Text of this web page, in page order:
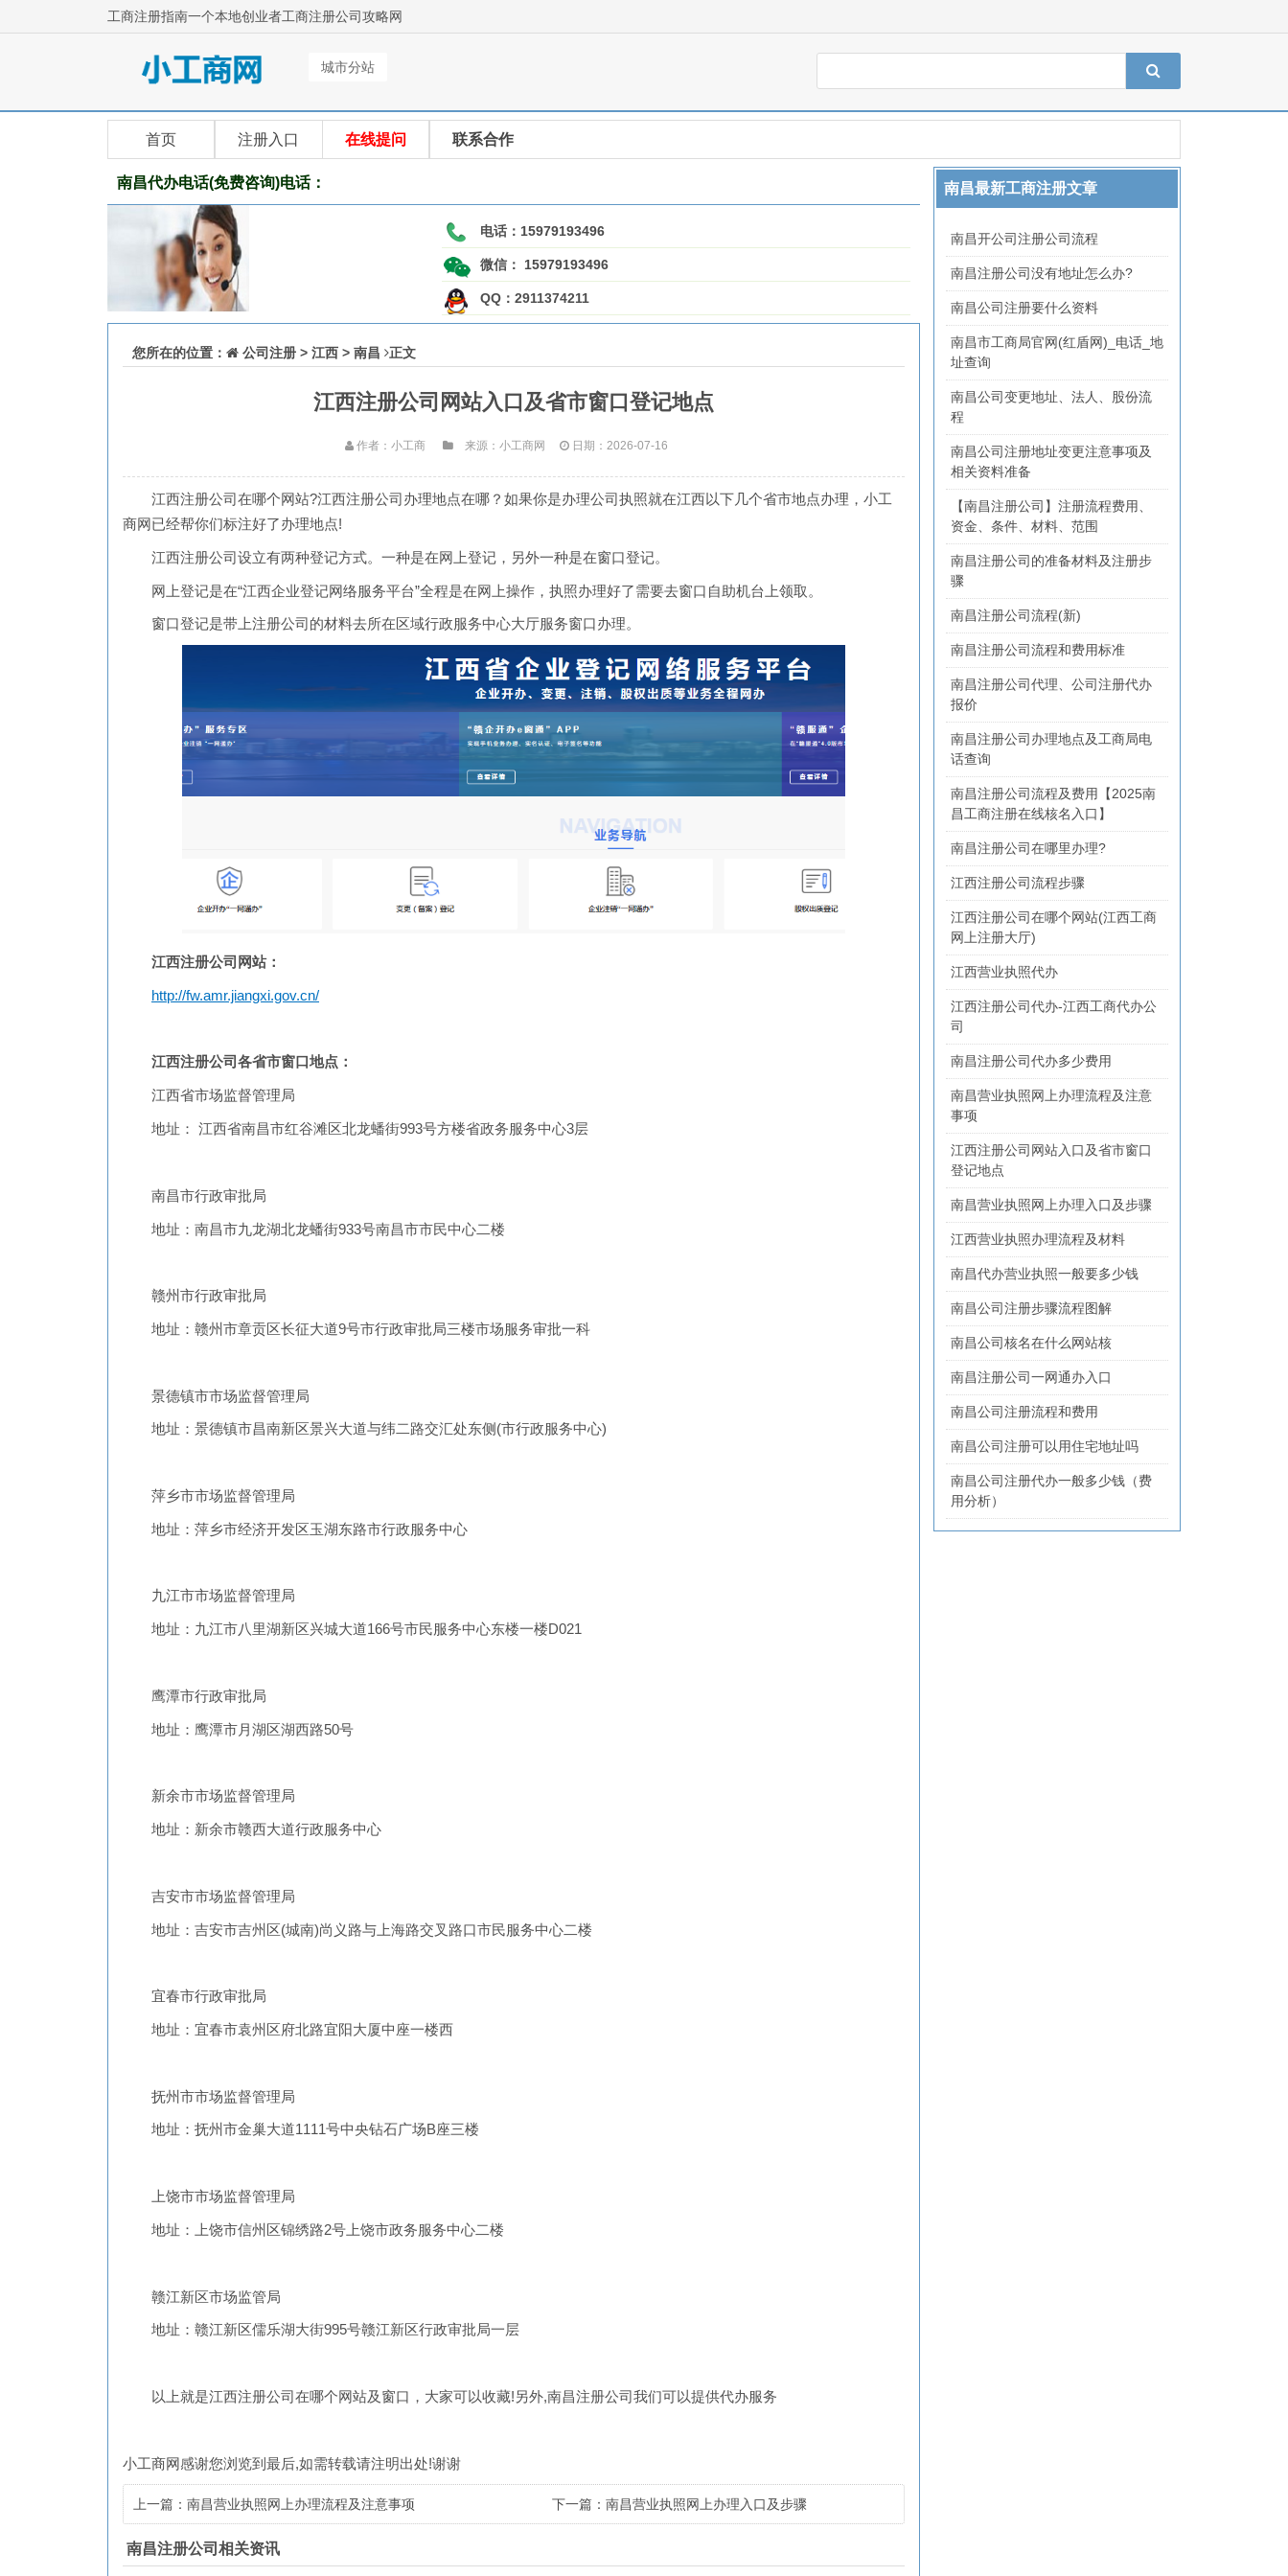
工商注册指南一个本地创业者工商注册公司攻略网
城市分站
首页 注册入口 在线提问 联系合作
南昌代办电话(免费咨询)电话：
电话： 15979193496
微信： 15979193496
QQ：2911374211
您所在的位置： 公司注册 > 江西 > 南昌 正文
江西注册公司网站入口及省市窗口登记地点
作者：小工商 来源：小工商网 日期：2026-07-16
江西注册公司在哪个网站?江西注册公司办理地点在哪？如果你是办理公司执照就在江西以下几个省市地点办理，小工
商网已经帮你们标注好了办理地点!
江西注册公司设立有两种登记方式。一种是在网上登记，另外一种是在窗口登记。
网上登记是在“江西企业登记网络服务平台”全程是在网上操作，执照办理好了需要去窗口自助机台上领取。
窗口登记是带上注册公司的材料去所在区域行政服务中心大厅服务窗口办理。
江西注册公司网站：
http://fw.amr.jiangxi.gov.cn/
江西注册公司各省市窗口地点：
江西省市场监督管理局
地址： 江西省南昌市红谷滩区北龙蟠街993号方楼省政务服务中心3层
南昌市行政审批局
地址：南昌市九龙湖北龙蟠街933号南昌市市民中心二楼
赣州市行政审批局
地址：赣州市章贡区长征大道9号市行政审批局三楼市场服务审批一科
景德镇市市场监督管理局
地址：景德镇市昌南新区景兴大道与纬二路交汇处东侧(市行政服务中心)
萍乡市市场监督管理局
地址：萍乡市经济开发区玉湖东路市行政服务中心
九江市市场监督管理局
地址：九江市八里湖新区兴城大道166号市民服务中心东楼一楼D021
鹰潭市行政审批局
地址：鹰潭市月湖区湖西路50号
新余市市场监督管理局
地址：新余市赣西大道行政服务中心
吉安市市场监督管理局
地址：吉安市吉州区(城南)尚义路与上海路交叉路口市民服务中心二楼
宜春市行政审批局
地址：宜春市袁州区府北路宜阳大厦中座一楼西
抚州市市场监督管理局
地址：抚州市金巢大道1111号中央钻石广场B座三楼
上饶市市场监督管理局
地址：上饶市信州区锦绣路2号上饶市政务服务中心二楼
赣江新区市场监管局
地址：赣江新区儒乐湖大街995号赣江新区行政审批局一层
以上就是江西注册公司在哪个网站及窗口，大家可以收藏!另外,南昌注册公司我们可以提供代办服务
小工商网感谢您浏览到最后,如需转载请注明出处!谢谢
上一篇：南昌营业执照网上办理流程及注意事项 下一篇：南昌营业执照网上办理入口及步骤
南昌注册公司相关资讯
南昌最新工商注册文章
南昌开公司注册公司流程
南昌注册公司没有地址怎么办?
南昌公司注册要什么资料
南昌市工商局官网(红盾网)_电话_地
址查询
南昌公司变更地址、法人、股份流
程
南昌公司注册地址变更注意事项及
相关资料准备
【南昌注册公司】注册流程费用、
资金、条件、材料、范围
南昌注册公司的准备材料及注册步
骤
南昌注册公司流程(新)
南昌注册公司流程和费用标准
南昌注册公司代理、公司注册代办
报价
南昌注册公司办理地点及工商局电
话查询
南昌注册公司流程及费用【2025南
昌工商注册在线核名入口】
南昌注册公司在哪里办理?
江西注册公司流程步骤
江西注册公司在哪个网站(江西工商
网上注册大厅)
江西营业执照代办
江西注册公司代办-江西工商代办公
司
南昌注册公司代办多少费用
南昌营业执照网上办理流程及注意
事项
江西注册公司网站入口及省市窗口
登记地点
南昌营业执照网上办理入口及步骤
江西营业执照办理流程及材料
南昌代办营业执照一般要多少钱
南昌公司注册步骤流程图解
南昌公司核名在什么网站核
南昌注册公司一网通办入口
南昌公司注册流程和费用
南昌公司注册可以用住宅地址吗
南昌公司注册代办一般多少钱（费
用分析）